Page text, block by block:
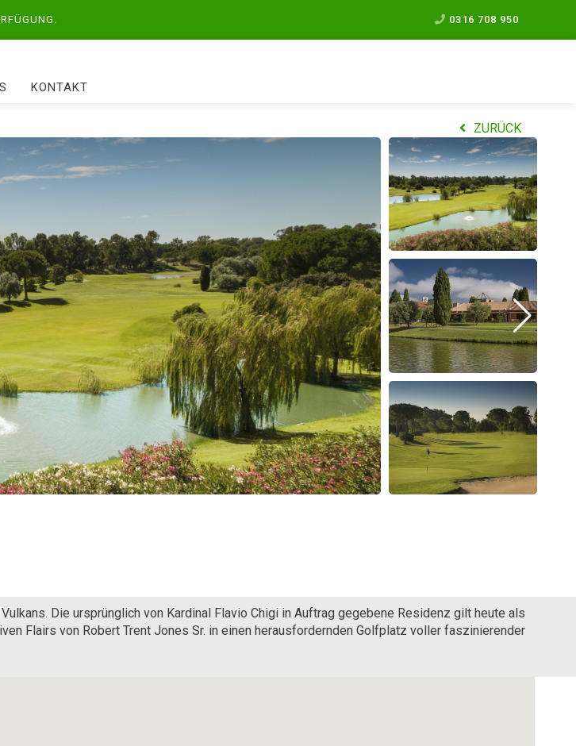
0316 708 950
KONTAKT
ZURÜCK
Die ursprünglich von Kardinal Flavio Chigi in Auftrag gegebene Residenz gilt heute als
Flairs von Robert Trent Jones Sr. in einen herausfordernden Golfplatz voller faszinierender